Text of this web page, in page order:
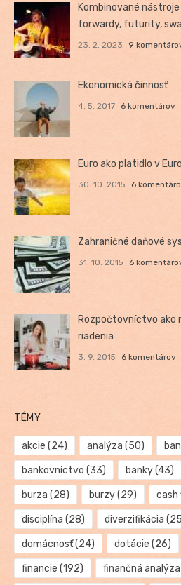
Kombinované
forwardy, futurity,
23. 2. 2023 9
Ekonomická činnosť
4. 5. 2017 6 komentárov
Euro ako platidlo v
30. 10. 2015 6
Zahraničné daňové
31. 10. 2015 6
Rozpočtovníctvo ako
riadenia
3. 9. 2015 6 komentárov
TÉMY
akcie (24) analýza (50)
bankovníctvo (33) banky(43)
burza (28) burzy(29) cash
disciplína (28) diverzifikácia
domácnosť(24) dotácie (26)
financie (192) finančná analýza